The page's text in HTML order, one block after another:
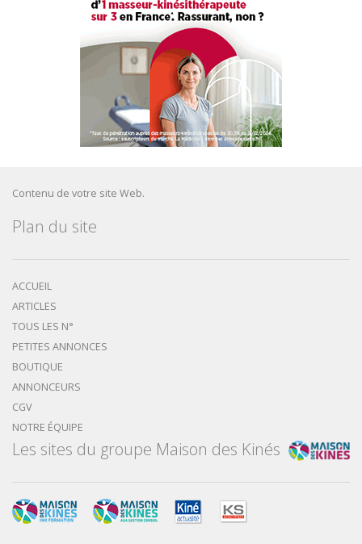
Contenu de votre site Web.
Plan du site
ACCUEIL
ARTICLES
TOUS LES N°
PETITES ANNONCES
BOUTIQUE
ANNONCEURS
CGV
NOTRE ÉQUIPE
Les sites du groupe Maison des Kinés